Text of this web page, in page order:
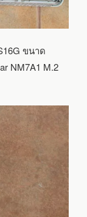
ขนาด
NM7A1 M.2